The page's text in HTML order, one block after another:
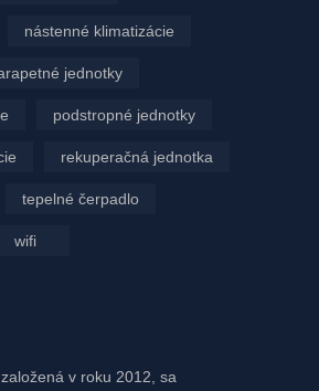
nástenné klimatizácie
jednotky
podstropné jednotky
rekuperačná jednotka
tepelné čerpadlo
wifi
v roku 2012, sa